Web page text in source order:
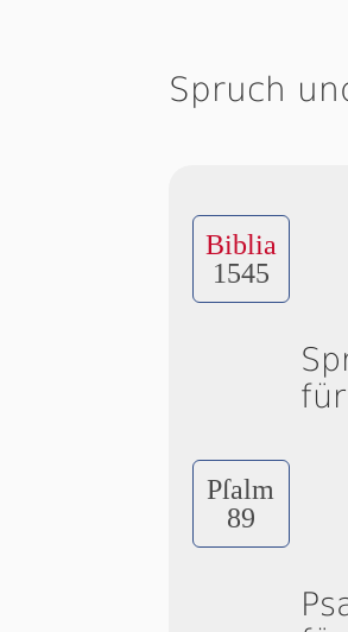
Spruch
Biblia
1545
Pſalm
89